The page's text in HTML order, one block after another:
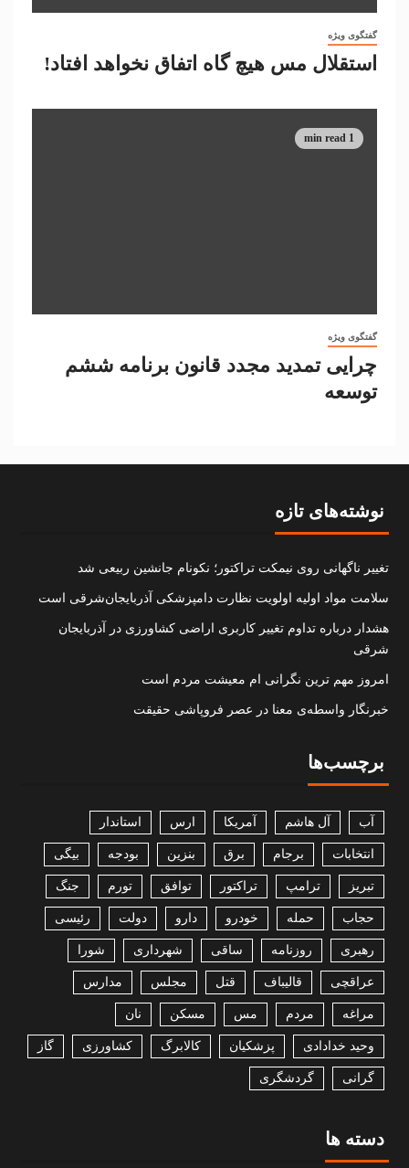
گفتگوی ویژه
استقلال مس هیچ گاه اتفاق نخواهد افتاد!
1 min read
گفتگوی ویژه
چرایی تمدید مجدد قانون برنامه ششم
توسعه
نوشته‌های تازه
تغییر ناگهانی روی نیمکت تراکتور؛ نکونام جانشین ربیعی شد
سلامت مواد اولیه اولویت نظارت دامپزشکی آذربایجان‌شرقی است
هشدار درباره تداوم تغییر کاربری اراضی کشاورزی در آذربایجان
شرقی
امروز مهم‌ ترین نگرانی‌ ام معیشت مردم است
خبرنگار واسطه‌ی معنا در عصر فروپاشی حقیقت
برچسب‌ها
آب آل هاشم آمریکا ارس استاندار
انتخابات برجام برق بنزین بودجه بیگی
تبریز ترامپ تراکتور توافق تورم جنگ
حجاب حمله خودرو دارو دولت رئیسی
رهبری روزنامه ساقی شهرداری شورا
عراقچی قالیباف قتل مجلس مدارس
مراغه مردم مس مسکن نان
وحید خدادادی پزشکیان کالابرگ کشاورزی گاز
گرانی گردشگری
دسته ها